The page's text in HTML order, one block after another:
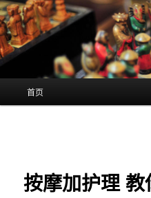
首页
按摩加护理